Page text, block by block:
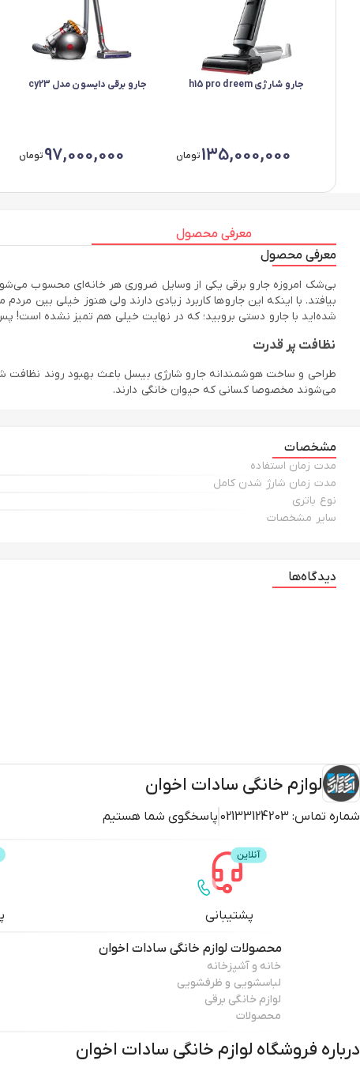
جارو شارژی h15 pro dreem
135,000,000تومان
جارو برقی دایسون مدل cy23
97,000,000تومان
معرفی محصول
معرفی محصول
بی‌شک امروزه جارو برقی یکی از وسایل ضروری هر خانه‌ای محسوب
بیافتد. با اینکه این جاروها کاربرد زیادی دارند ولی هنوز خیلی بین
شده‌اید با جارو دستی بروبید؛ که در نهایت خیلی هم تمیز نشده است!
نظافت پر قدرت
طراحی و ساخت هوشمندانه جارو شارژی بیسل باعث بهبود روند
می‌شوند مخصوصا کسانی که حیوان خانگی دارند.
مشخصات
مدت زمان استفاده
مدت زمان شارژ شدن کامل
نوع باتری
سایر مشخصات
دیدگاه‌ها
لوازم خانگی سادات اخوان
شماره تماس: 02133124203 پاسخگوی شما هستیم
پشتیبانی
محصولاتلوازم خانگی سادات اخوان
خانه و آشپزخانه
لباسشویی و ظرفشویی
لوازم خانگی برقی
محصولات
درباره فروشگاه لوازم خانگی سادات اخوان